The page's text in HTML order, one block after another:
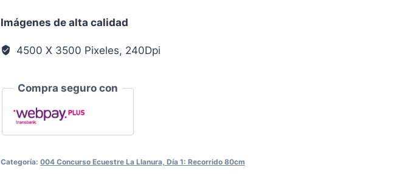
00521
cantidad
Imágenes de alta calidad
4500 X 3500 Pixeles, 240Dpi
Compra seguro con
Categoría: 004 Concurso Ecuestre La Llanura, Día 1: Recorrido 80cm